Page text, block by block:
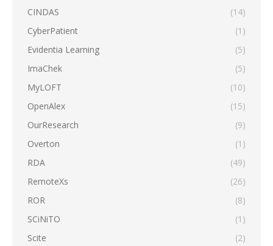
CINDAS
(14)
CyberPatient
(1)
Evidentia Learning
(5)
ImaChek
(5)
MyLOFT
(10)
OpenAlex
(15)
OurResearch
(9)
Overton
(1)
RDA
(49)
RemoteXs
(26)
ROR
(8)
SCiNiTO
(1)
Scite
(2)